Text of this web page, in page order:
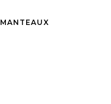
MANTEAUX